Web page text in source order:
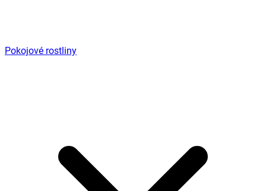
Pokojové rostliny